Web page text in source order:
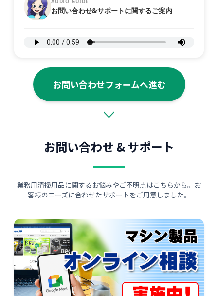
AUDIO GUIDE
お問い合わせ&サポートに関するご案内
お問い合わせフォームへ進む
お問い合わせ & サポート
業務用清掃用品に関するお悩みやご不明点はこちらから。お
客様のニーズに合わせたサポートをご用意しました。